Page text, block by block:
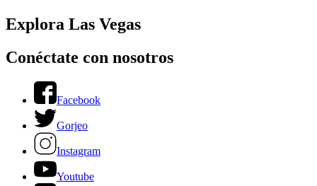
Explora Las Vegas
Conéctate con nosotros
Facebook
Gorjeo
Instagram
Youtube